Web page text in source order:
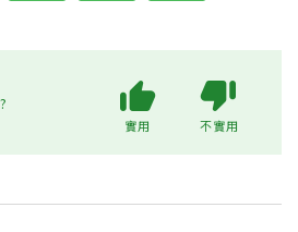
實用 不實用